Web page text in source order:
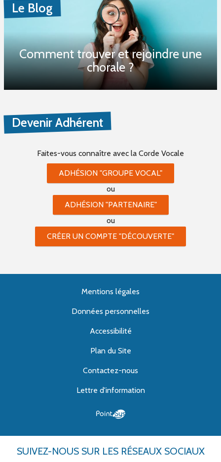
Le Blog
Comment trouver et rejoindre une
chorale ?
Devenir Adhérent
Faites-vous connaître avec la Corde Vocale
ADHÉSION "GROUPE VOCAL"
ou
ADHÉSION "PARTENAIRE"
ou
CRÉER UN COMPTE "DÉCOUVERTE"
Mentions légales
Données personnelles
Accessibilité
Plan du Site
Contactez-nous
Lettre d'information
SUIVEZ-NOUS SUR LES RÉSEAUX SOCIAUX